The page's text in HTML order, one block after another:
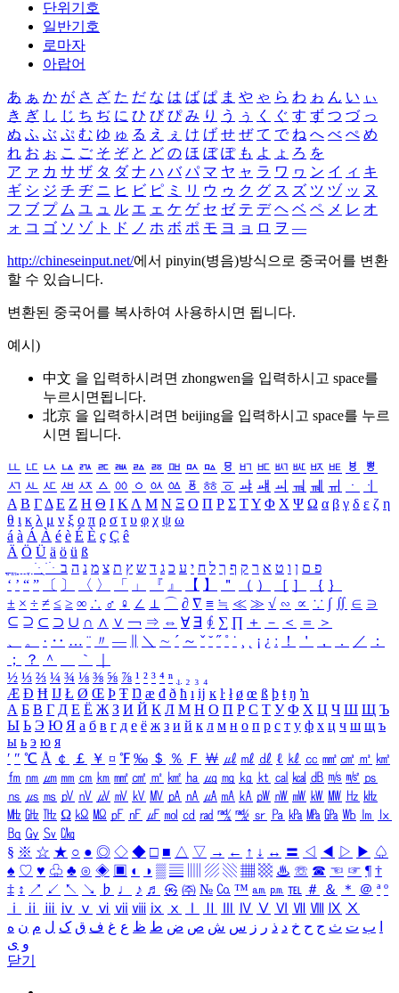
단위기호
일반기호
로마자
아랍어
あ ぁ か が さ ざ た だ な は ば ぱ ま や ゃ ら わ ゎ ん い ぃ
き ぎ し じ ち ぢ に ひ び ぴ み り う ぅ く ぐ す ず つ づ っ
ぬ ふ ぶ ぷ む ゆ ゅ る え ぇ け げ せ ぜ て で ね へ べ ぺ め
れ お ぉ こ ご そ ぞ と ど の ほ ぼ ぽ も よ ょ ろ を
ア ァ カ サ ザ タ ダ ナ ハ バ パ マ ヤ ャ ラ ワ ヮ ン イ ィ キ
ギ シ ジ チ ヂ ニ ヒ ビ ピ ミ リ ウ ゥ ク グ ス ズ ツ ヅ ッ ヌ
フ ブ プ ム ユ ュ ル エ ェ ケ ゲ セ ゼ テ デ ヘ ベ ペ メ レ オ
ォ コ ゴ ソ ゾ ト ド ノ ホ ボ ポ モ ヨ ョ ロ ヲ ―
http://chineseinput.net/에서 pinyin(병음)방식으로 중국어를 변환
할 수 있습니다.
변환된 중국어를 복사하여 사용하시면 됩니다.
예시)
中文 을 입력하시려면 zhongwen을 입력하시고 space를
누르시면됩니다.
北京 을 입력하시려면 beijing을 입력하시고 space를 누르
시면 됩니다.
ㅥ ㅦ ㅧ ㅨ ㅩ ㅪ ㅫ ㅬ ㅭ ㅮ ㅯ ㅰ ㅱ ㅲ ㅳ ㅴ ㅵ ㅶ ㅷ ㅸ
ㅹ
ㅺ ㅻ ㅼ ㅽ ㅾ ㅿ ㆀ ㆁ ㆂ ㆃ ㆄ ㆅ ㆆ ㆇ ㆈ ㆉ ㆊ ㆋ ㆌ ㆍ
ㆎ
Α Β ΓΔ Ε Ζ Η Θ Ι ΚΛ Μ Ν Ξ Ο Π Ρ Σ ΤΥ Φ Χ Ψ Ω α β γ δ ε ζ η
θ ι κ λ μ ν ξ ο π ρ σ τ υ φ χ ψ ω
á à Á À é è É È ç Ç ê
Ä Ö Ü ä ö ü ß
ִֶֹ ֻּ ׁׂ פ ם ן ו ט א ר ק ף ך ל ח י ע כ ג ד ש ץ ת צ מ נ ה ב
‘ ’ “ ” 〔 〕 〈 〉 「 」 『 』 【 】 ＂ （ ） ［ ］ ｛ ｝
± × ÷ ≠ ≤ ≥ ∞ ∴ ♂ ♀ ∠ ⊥ ⌒ ∂ ∇ ≡ ≒ ≪ ≫ √ ∽ ∝ ∵ ∫ ∬ ∈ ∋
⊆ ⊇ ⊂ ⊃ ∪ ∩ ∧ ∨ ￢ ⇒ ⇔ ∀ ∃ ∮ ∑ ∏ ＋ － ＜ ＝
＞
、
。 · ‥ … ¨ 〃 ― ＼ ∼ ´ ～ ˇ ˘ ˝ ˚ ˙ ¸ ¡ ¿ ː ！ ＇ ， ． ／
：
；
？ ＾ ｀
½ ⅓ ⅔ ¼ ¾ ⅛ ⅜ ⅝ ⅞ ¹ ² ³ ⁴ ⁿ ₁ ₂ ₃ ₄
Æ Ð Ħ Ĳ Ł Ø Œ Þ Ŧ Ŋ æ đ ð ħ ı ĳ ĸ ŀ ł ø œ ß þ ŧ ŋ ŉ
А Б В Г Д Е Ё Ж З И Й К Л М Н О П Р С Т У Ф Х Ц Ч Ш Щ Ъ
Ы Ь Э Ю Я а б в г д е ё ж з и й к л м н о п р с т у ф х ц ч ш щ ъ
ы ь э ю я
′ ″ ℃ Å ￠ ￡ ￥ ¤ ℉ ‰ ＄ ％ Ｆ ￦ ㎕ ㎖ ㎗ ℓ ㎘ ㏄ ㎣ ㎤ ㎥ ㎦
㎙ ㎚ ㎛ ㎜ ㎝ ㎞ ㎟ ㎠ ㎡ ㎢ ㏊ ㎍ ㎎ ㎏ ㏏ ㎈ ㎉ ㏈ ㎧ ㎨ ㎰
㎱ ㎲ ㎳ ㎴ ㎵ ㎶ ㎷ ㎸ ㎹ ㎀ ㎁ ㎂ ㎃ ㎄ ㎺ ㎻ ㎽ ㎾ ㎿ ㎐ ㎑
㎒ ㎓ ㎔ Ω ㏀ ㏁ ㎊ ㎋ ㎌ ㏖ ㏅ ㎭ ㎮ ㎯ ㏛ ㎩ ㎪ ㎫ ㎬ ㏝ ㏐
㏓
㏃ ㏉ ㏜ ㏆
§ ※ ☆ ★ ○ ● ◎ ◇ ◆ □ ■ △ ▽ → ← ↑ ↓ ↔ 〓 ◁ ◀ ▷ ▶ ♤
♠ ♡ ♥ ♧ ♣ ⊙ ◈ ▣ ◐ ◑ ▒ ▤ ▨ ▧ ▦ ▩ ♨ ☏ ☎ ☜ ☞ ¶ †
‡ ↕ ↗ ↙ ↖ ↘ ♭ ♩ ♪ ♬ ㉿ ㈜ № ㏇ ™ ㏂ ㏘ ℡ ＃ ＆ ＊ ＠ ª º
ⅰ
ⅱ ⅲ ⅳ ⅴ ⅵ ⅶ ⅷ ⅸ ⅹ Ⅳ Ⅴ Ⅵ Ⅶ Ⅷ Ⅸ Ⅹ
ب ت ث ج ح خ د ذ ر ز س ش ص ض ط ظ ع غ ف ق ک ل م ن ه
و ی
닫기